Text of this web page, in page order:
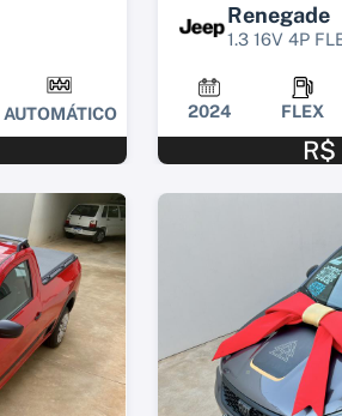
AUTOMÁTICO
Renegade
1.3 16V 4P
2024 FLEX